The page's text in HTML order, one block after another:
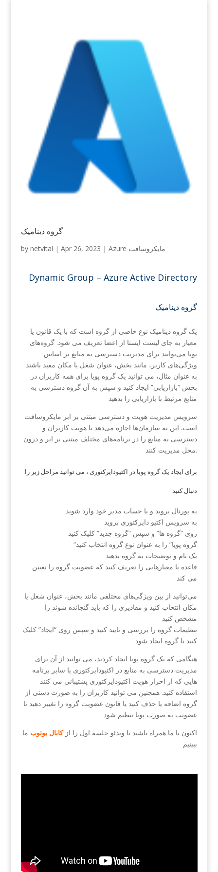
گروه دینامیک
by netvital | Apr 26, 2023 | Azure مایکروسافت
Dynamic Group – Azure Active Directory
گروه دینامیک
یک گروه دینامیک نوع خاصی از گروه است که با یک قانون یا
معیار به جای لیست ایستا از اعضا تعریف می شود. گروه‌های
پویا می‌توانند برای مدیریت دسترسی به منابع بر اساس
ویژگی‌های کاربر، مانند بخش، عنوان شغل یا مکان مفید باشند.
به عنوان مثال، می توانید یک گروه پویا برای همه کاربران در
بخش “بازاریابی” ایجاد کنید و سپس به آن گروه دسترسی به
منابع مرتبط با بازاریابی را بدهید
است. این به سازمان‌ها اجازه می‌دهد تا هویت کاربران و
دسترسی به منابع را در برنامه‌های مختلف مبتنی بر ابر و درون
محل مدیریت کنند.
:برای ایجاد یک گروه پویا در اکتیودایرکتوری ، می توانید مراحل زیر را
دنبال کنید
به پورتال بروید و با حساب مدیر خود وارد شوید
به سرویس اکتیو دایرکتوری بروید
روی “گروه ها” و سپس “گروه جدید” کلیک کنید
“گروه پویا” را به عنوان نوع گروه انتخاب کنید
یک نام و توضیحات به گروه بدهید
قاعده یا معیارهایی را تعریف کنید که عضویت گروه را تعیین
می کند
می‌توانید از بین ویژگی‌های مختلفی مانند بخش، عنوان شغل یا
مکان انتخاب کنید و مقادیری را که باید گنجانده شوند را
مشخص کنید
تنظیمات گروه را بررسی و تایید کنید و سپس روی “ایجاد” کلیک
کنید تا گروه ایجاد شود
هنگامی که یک گروه پویا ایجاد کردید، می توانید از آن برای
مدیریت دسترسی به منابع در اکتیودایرکتوری یا سایر برنامه
هایی که از احراز هویت اکتیودایرکتوری پشتیبانی می کنند
استفاده کنید. همچنین می توانید کاربران را به صورت دستی از
گروه اضافه یا حذف کنید یا قانون عضویت گروه را تغییر دهید تا
عضویت به صورت پویا تنظیم شود
اکنون با ما همراه باشید تا ویدئو جلسه اول را از کانال یوتوب ما
ببینیم